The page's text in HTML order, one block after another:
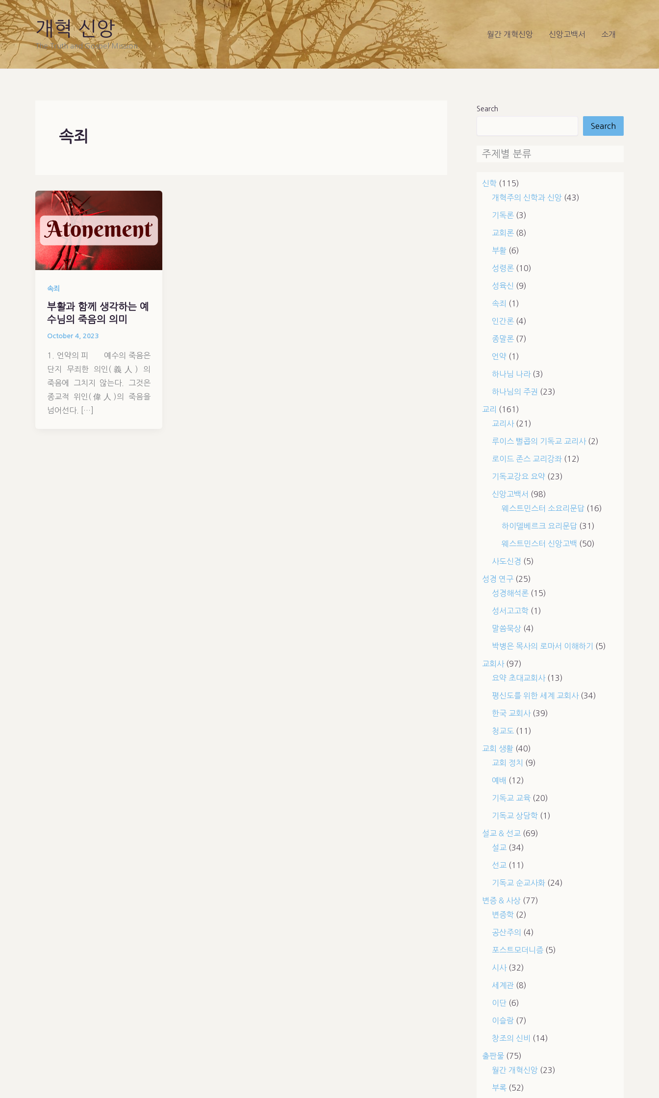
Skip
to
content
개혁 신앙
The Truth and Gospel Mission
월간 개혁신앙 신앙고백서 소개
속죄
속죄
부활과 함께 생각하는 예
수님의 죽음의 의미
October 4, 2023
1. 언약의 피 예수의 죽음은
단지 무죄한 의인(義人) 의
죽음에 그치지 않는다. 그것은
종교적 위인(偉人)의 죽음을
넘어선다. […]
Search
Search
주제별 분류
신학(115)
개혁주의 신학과 신앙(43)
기독론(3)
교회론(8)
부활(6)
성령론(10)
성육신 (9)
속죄 (1)
인간론(4)
종말론(7)
언약(1)
하나님 나라(3)
하나님의 주권 (23)
교리 (161)
교리사(21)
루이스 뻘콥의 기독교 교리사(2)
로이드 존스 교리강좌(12)
기독교강요 요약(23)
신앙고백서 (98)
웨스트민스터 소요리문답(16)
하이델베르크 요리문답(31)
웨스트민스터 신앙고백 (50)
사도신경 (5)
성경 연구(25)
성경해석론(15)
성서고고학(1)
말씀묵상(4)
박병은 목사의 로마서 이해하기 (5)
교회사(97)
요약 초대교회사(13)
평신도를 위한 세계 교회사(34)
한국 교회사(39)
청교도 (11)
교회 생활(40)
교회 정치
(9)
예배 (12)
기독교 교육(20)
기독교 상담학(1)
설교 & 선교 (69)
설교 (34)
선교 (11)
기독교 순교사화(24)
변증 & 사상(77)
변증학(2)
공산주의 (4)
포스트모더니즘(5)
시사(32)
세계관(8)
이단(6)
이슬람(7)
창조의 신비 (14)
출판물(75)
월간 개혁신앙(23)
부록(52)